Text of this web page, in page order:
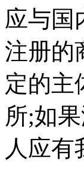
应与国
注册的
定的主
所;如
人应有